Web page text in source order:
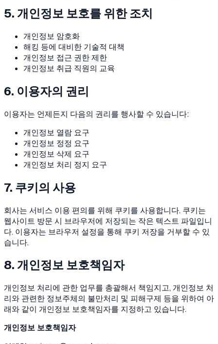
5. 개인정보 보호를 위한 조치
개인정보 암호화
해킹 등에 대비한 기술적 대책
개인정보 접근 권한 제한
개인정보 취급 직원의 교육
6. 이용자의 권리
이용자는 언제든지 다음의 권리를 행사할 수 있습니다:
개인정보 열람 요구
개인정보 정정 요구
개인정보 삭제 요구
개인정보 처리 정지 요구
7. 쿠키의 사용
회사는 서비스 이용 편의를 위해 쿠키를 사용합니다. 쿠키는
웹사이트 방문 시 브라우저에 저장되는 작은 텍스트 파일입니
다. 이용자는 브라우저 설정을 통해 쿠키 저장을 거부할 수 있
습니다.
8. 개인정보 보호책임자
개인정보 처리에 관한 업무를 총괄해서 책임지고, 개인정보 처
리와 관련한 정보주체의 불만처리 및 피해구제 등을 위하여 아
래와 같이 개인정보 보호책임자를 지정하고 있습니다.
개인정보 보호책임자